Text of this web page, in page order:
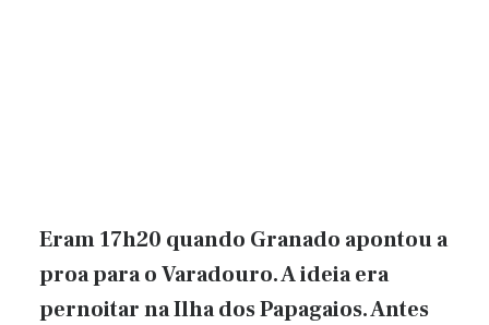
Eram 17h20 quando Granado apontou a
proa para o Varadouro. A ideia era
pernoitar na Ilha dos Papagaios. Antes